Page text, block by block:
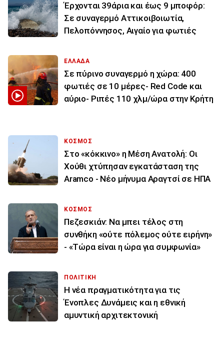
Έρχονται 39άρια και έως 9 μποφόρ:
Σε συναγερμό Αττικοιβοιωτία,
Πελοπόννησος, Αιγαίο για φωτιές
ΕΛΛΑΔΑ
Σε πύρινο συναγερμό η χώρα: 400
φωτιές σε 10 μέρες- Red Code και
αύριο- Ριπές 110 χλμ/ώρα στην Κρήτη
ΚΟΣΜΟΣ
Στο «κόκκινο» η Μέση Ανατολή: Οι
Χούθι χτύπησαν εγκατάσταση της
Aramco - Νέο μήνυμα Αραγτσί σε ΗΠΑ
ΚΟΣΜΟΣ
Πεζεσκιάν: Να μπει τέλος στη
συνθήκη «ούτε πόλεμος ούτε ειρήνη»
- «Τώρα είναι η ώρα για συμφωνία»
ΠΟΛΙΤΙΚΗ
Η νέα πραγματικότητα για τις
Ένοπλες Δυνάμεις και η εθνική
αμυντική αρχιτεκτονική